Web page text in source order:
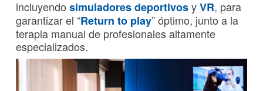
incluyendo simuladores deportivosyVR, para
garantizar el “Return to play” óptimo, junto a la
terapia manual de profesionales altamente
especializados.